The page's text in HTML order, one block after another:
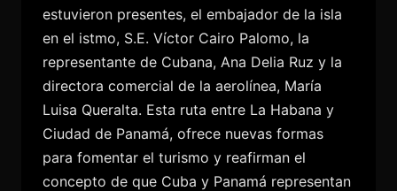
estuvieron presentes, el embajador de la isla
en el istmo, S.E. Víctor Cairo Palomo, la
representante de Cubana, Ana Delia Ruz y la
directora comercial de la aerolínea, María
Luisa Queralta. Esta ruta entre La Habana y
Ciudad de Panamá, ofrece nuevas formas
para fomentar el turismo y reafirman el
concepto de que Cuba y Panamá representan